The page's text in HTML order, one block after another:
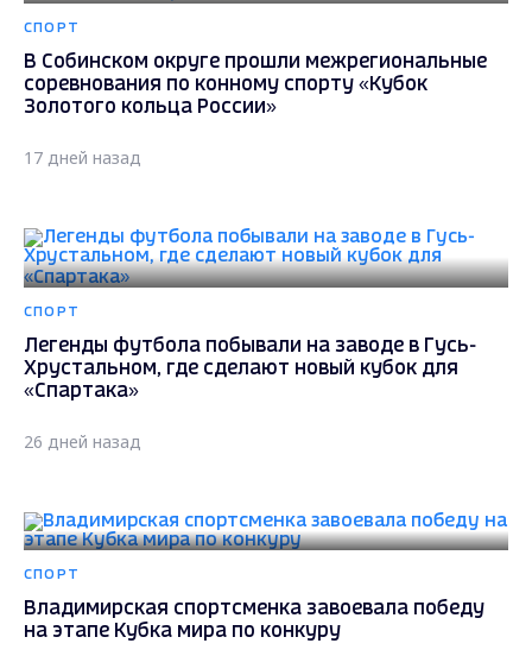
СПОРТ
В Собинском округе прошли межрегиональные
соревнования по конному спорту «Кубок
Золотого кольца России»
17 дней назад
СПОРТ
Легенды футбола побывали на заводе в Гусь-
Хрустальном, где сделают новый кубок для
«Спартака»
26 дней назад
СПОРТ
Владимирская спортсменка завоевала победу
на этапе Кубка мира по конкуру